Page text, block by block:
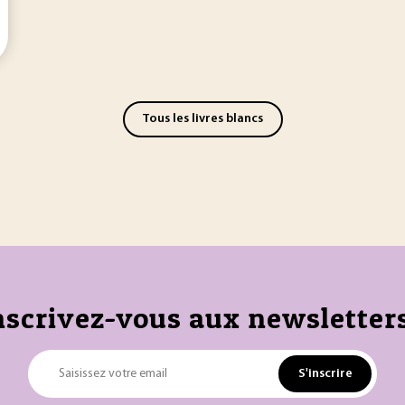
Tous les livres blancs
vous aux
Saisissez votre email S'inscrire